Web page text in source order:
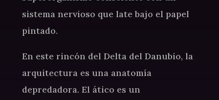
sistema nervioso que late bajo el papel
pintado.
En este rincón del Delta del Danubio, la
arquitectura es una anatomía
depredadora. El ático es un